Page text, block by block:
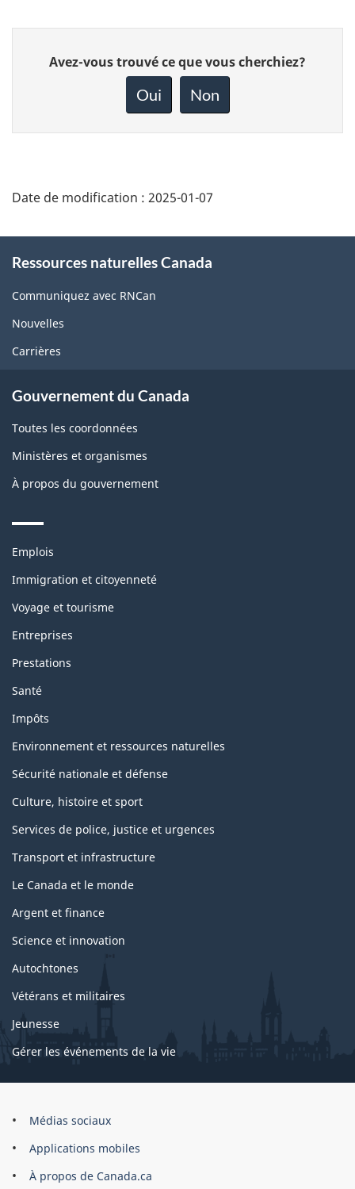
Donnez
votre
page
Avez-vous trouvé ce que vous cherchiez?
Oui Non
Date de modification : 2025-01-07
this
site
Ressources naturelles Canada
Communiquez avec RNCan
Nouvelles
Carrières
Gouvernement du Canada
Toutes les coordonnées
Ministères et organismes
À propos du gouvernement
Themes
topics
Emplois
Immigration et citoyenneté
Voyage et tourisme
Entreprises
Prestations
Santé
Impôts
Environnement et ressources naturelles
Sécurité nationale et défense
Culture, histoire et sport
Services de police, justice et urgences
Transport et infrastructure
Le Canada et le monde
Argent et finance
Science et innovation
Autochtones
Vétérans et militaires
Jeunesse
Gérer les événements de la vie
Organisation
gouvernement
du
Médias sociaux
Applications mobiles
À propos de Canada.ca